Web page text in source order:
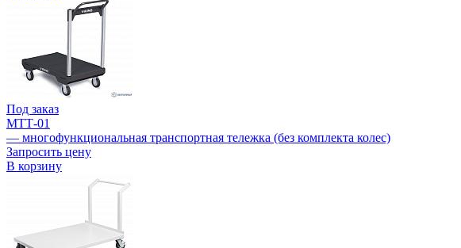
Под заказ
МТТ-01
— многофункциональная транспортная тележка (без комплекта колес)
Запросить цену
В корзину